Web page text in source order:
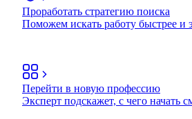
Проработать стратегию поиска
Поможем искать работу быстрее и
Перейти в новую профессию
Эксперт подскажет, с чего начать